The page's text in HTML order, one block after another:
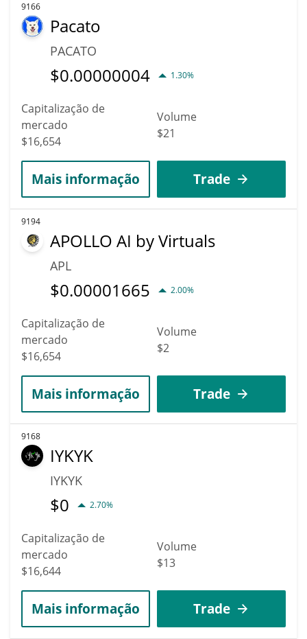
9166
Pacato
PACATO
$0.00000004 1.30%
Capitalização de
mercado
$16,654
Volume
$21
Mais informação Trade
9194
APOLLO AI by Virtuals
APL
$0.00001665 2.00%
Capitalização de
mercado
$16,654
Volume
$2
Mais informação Trade
9168
IYKYK
IYKYK
$0 2.70%
Capitalização de
mercado
$16,644
Volume
$13
Mais informação Trade